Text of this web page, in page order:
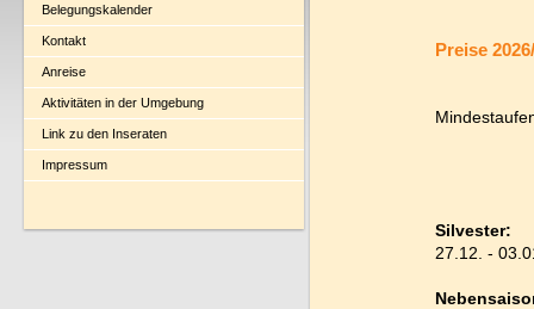
Belegungskalender
Kontakt
Anreise
Aktivitäten in der Umgebung
Link zu den Inseraten
Impressum
Preise
Silvester:
27.12. -